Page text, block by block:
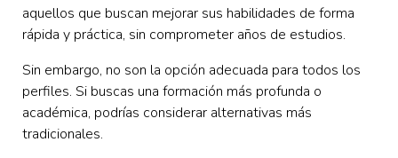
aquellos que buscan mejorar sus habilidades de forma
rápida y práctica, sin comprometer años de estudios.
Sin embargo, no son la opción adecuada para todos los
perfiles. Si buscas una formación más profunda o
académica, podrías considerar alternativas más
tradicionales.